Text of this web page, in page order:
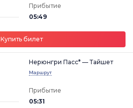
Прибытие
05:49
Купить билет
Нерюнгри Пасс* — Тайшет
Маршрут
Прибытие
05:31